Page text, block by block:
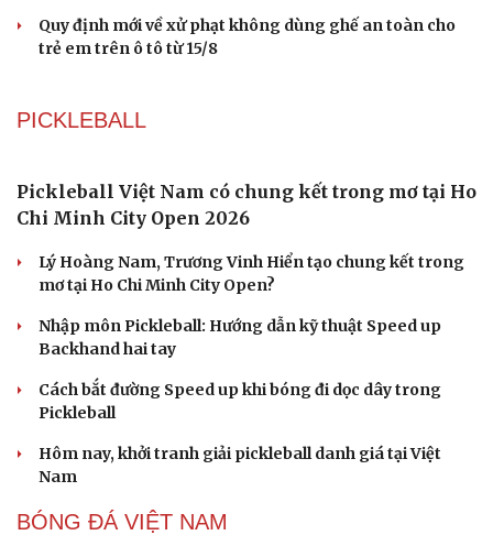
Ngành ô tô Trung Quốc đối mặt khủng hoảng vì
cuộc chiến giảm giá xe điện
Giải thưởng Car Choice Awards 2026 có thay đổi ở hạng
mục Dấu ấn của năm
Quy định mới về xử phạt không dùng ghế an toàn cho
trẻ em trên ô tô từ 15/8